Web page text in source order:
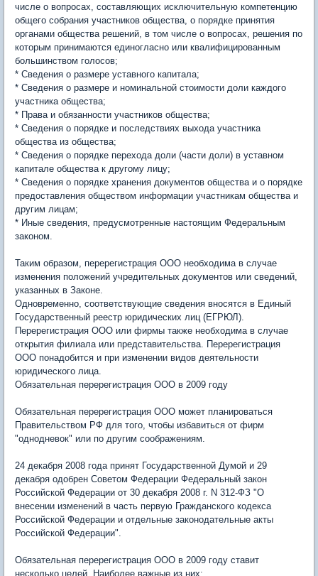
числе о вопросах, составляющих исключительную компетенцию
общего собрания участников общества, о порядке принятия
органами общества решений, в том числе о вопросах, решения по
которым принимаются единогласно или квалифицированным
большинством голосов;
* Сведения о размере уставного капитала;
* Сведения о размере и номинальной стоимости доли каждого
участника общества;
* Права и обязанности участников общества;
* Сведения о порядке и последствиях выхода участника
общества из общества;
* Сведения о порядке перехода доли (части доли) в уставном
капитале общества к другому лицу;
* Сведения о порядке хранения документов общества и о порядке
предоставления обществом информации участникам общества и
другим лицам;
* Иные сведения, предусмотренные настоящим Федеральным
законом.
Таким образом, перерегистрация ООО необходима в случае
изменения положений учредительных документов или сведений,
указанных в Законе.
Одновременно, соответствующие сведения вносятся в Единый
Государственный реестр юридических лиц (ЕГРЮЛ).
Перерегистрация ООО или фирмы также необходима в случае
открытия филиала или представительства. Перерегистрация
ООО понадобится и при изменении видов деятельности
юридического лица.
Обязательная перерегистрация ООО в 2009 году
Обязательная перерегистрация ООО может планироваться
Правительством РФ для того, чтобы избавиться от фирм
"однодневок" или по другим соображениям.
24 декабря 2008 года принят Государственной Думой и 29
декабря одобрен Советом Федерации Федеральный закон
Российской Федерации от 30 декабря 2008 г. N 312-ФЗ "О
внесении изменений в часть первую Гражданского кодекса
Российской Федерации и отдельные законодательные акты
Российской Федерации".
Обязательная перерегистрация ООО в 2009 году ставит
несколько целей. Наиболее важные из них: